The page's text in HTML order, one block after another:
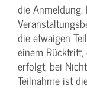
die
die etwaigen
einem
erfolgt, bei
Teilnahme ist